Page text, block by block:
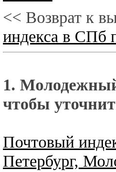
<< Возврат к
индекса в СПб
1.
чтобы
Почтовый
Петербург,